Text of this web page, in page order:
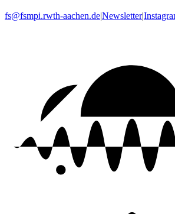
fs@fsmpi.rwth-aachen.de|Newsletter|